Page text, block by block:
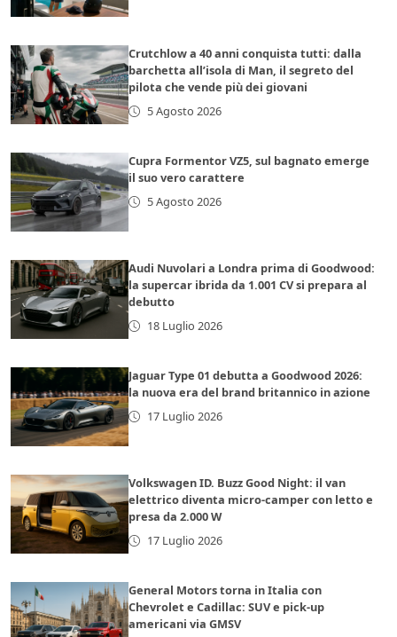
Crutchlow a 40 anni conquista tutti: dalla
barchetta all’isola di Man, il segreto del
pilota che vende più dei giovani
5 Agosto 2026
Cupra Formentor VZ5, sul bagnato emerge
il suo vero carattere
5 Agosto 2026
Audi Nuvolari a Londra prima di Goodwood:
la supercar ibrida da 1.001 CV si prepara al
debutto
18 Luglio 2026
Jaguar Type 01 debutta a Goodwood 2026:
la nuova era del brand britannico in azione
17 Luglio 2026
Volkswagen ID. Buzz Good Night: il van
elettrico diventa micro-camper con letto e
presa da 2.000 W
17 Luglio 2026
General Motors torna in Italia con
Chevrolet e Cadillac: SUV e pick-up
americani via GMSV